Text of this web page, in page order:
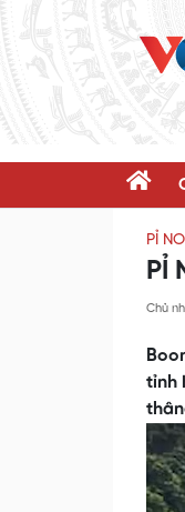
PỈ
PỈ
Chủ
tỉnh